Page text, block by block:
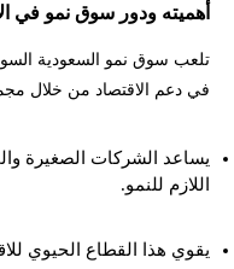
أهميته ودور سوق نمو في
تلعب سوق نمو السعودية
في دعم الاقتصاد من خلال
يساعد الشركات الصغيرة
اللازم للنمو.
يقوي هذا القطاع الحيوي